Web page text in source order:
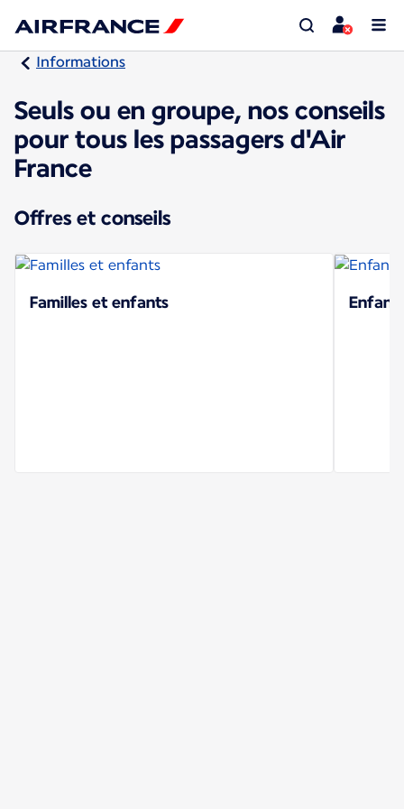
Informations
Seuls ou en groupe, nos conseils
pour tous les passagers d'Air
France
Offres et conseils
Familles et enfants